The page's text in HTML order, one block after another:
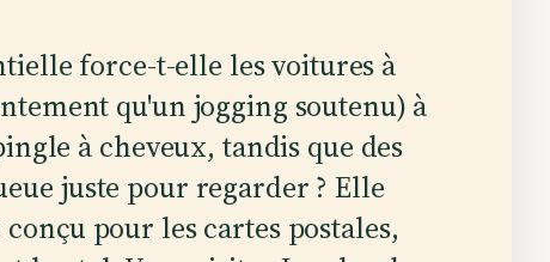
force-t-elle les voitures à
qu'un jogging soutenu) à
à cheveux, tandis que des
juste pour regarder ? Elle
pour les cartes postales,